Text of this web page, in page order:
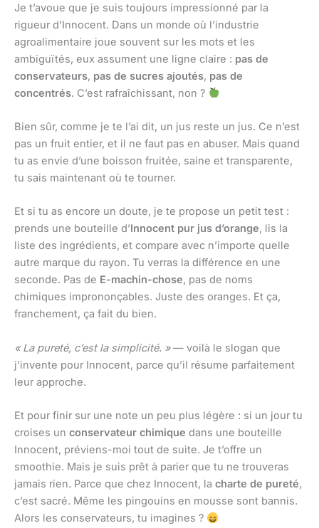
Je t’avoue que je suis toujours impressionné par la
rigueur d’Innocent. Dans un monde où l’industrie
agroalimentaire joue souvent sur les mots et les
ambiguïtés, eux assument une ligne claire : pas de
conservateurs, pas de sucres ajoutés, pas de
concentrés. C’est rafraîchissant, non ?
Bien sûr, comme je te l’ai dit, un jus reste un jus. Ce n’est
pas un fruit entier, et il ne faut pas en abuser. Mais quand
tu as envie d’une boisson fruitée, saine et transparente,
tu sais maintenant où te tourner.
Et si tu as encore un doute, je te propose un petit test :
prends une bouteille d’Innocent pur jus d’orange, lis la
liste des ingrédients, et compare avec n’importe quelle
autre marque du rayon. Tu verras la différence en une
seconde. Pas de E-machin-chose, pas de noms
chimiques imprononçables. Juste des oranges. Et ça,
franchement, ça fait du bien.
« La pureté, c’est la simplicité. »— voilà le slogan que
j’invente pour Innocent, parce qu’il résume parfaitement
leur approche.
Et pour finir sur une note un peu plus légère : si un jour tu
croises un conservateur chimique dans une bouteille
Innocent, préviens-moi tout de suite. Je t’offre un
smoothie. Mais je suis prêt à parier que tu ne trouveras
jamais rien. Parce que chez Innocent, la charte de pureté,
c’est sacré. Même les pingouins en mousse sont bannis.
Alors les conservateurs, tu imagines ?